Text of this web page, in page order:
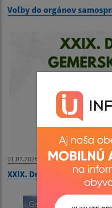
Voľby do orgánov
01.07.2026
XXIX. Dni obce Gemerská